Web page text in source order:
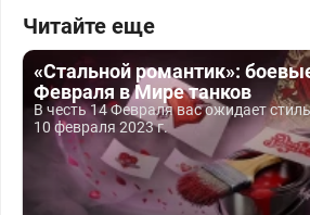
Читайте еще
«Стальной романтик»:
Февраля в Мире танков
В честь 14 Февраля вас ожидает
10 февраля 2023 г.